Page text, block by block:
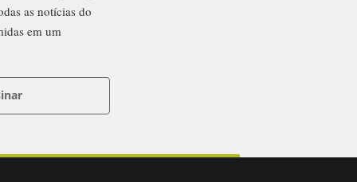
as notícias do
em um